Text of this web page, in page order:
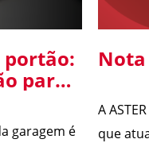
portão:
para
garagem é
A
que